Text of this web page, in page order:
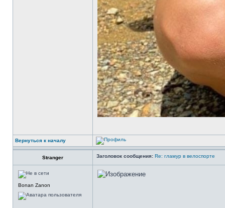
Вернуться к началу
Stranger Заголовок сообщения: Re: гламур в велоспорте
Bonan Zanon